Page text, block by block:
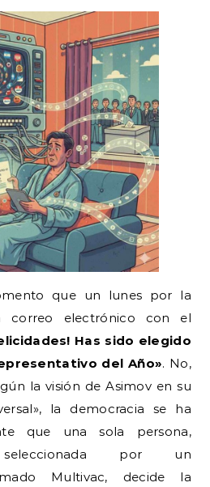
que un lunes por la
correo electrónico con el
Has sido elegido
del Año». No,
la visión de Asimov en su
la democracia se ha
que una sola persona,
seleccionada por un
Multivac, decide la